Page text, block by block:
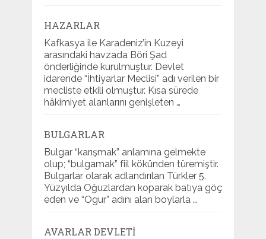
HAZARLAR
Kafkasya ile Karadeniz’in Kuzeyi
arasındaki havzada Böri Şad
önderliğinde kurulmuştur. Devlet
idarende “İhtiyarlar Meclisi” adı verilen bir
mecliste etkili olmuştur. Kısa sürede
hâkimiyet alanlarını genişleten …
BULGARLAR
Bulgar “karışmak” anlamına gelmekte
olup; “bulgamak” fiil kökünden türemiştir.
Bulgarlar olarak adlandırılan Türkler 5.
Yüzyılda Oğuzlardan koparak batıya göç
eden ve “Ogur” adını alan boylarla …
AVARLAR DEVLETI